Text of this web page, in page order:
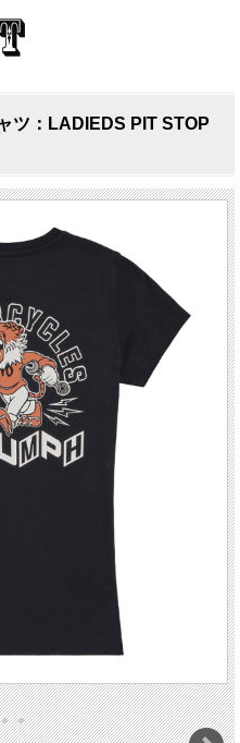
ツ：LADIEDS PIT STOP